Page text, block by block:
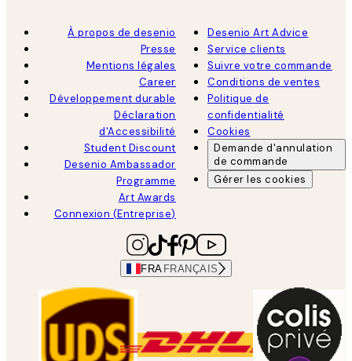
À propos de desenio
Presse
Mentions légales
Career
Développement durable
Déclaration
d'Accessibilité
Student Discount
Desenio Ambassador
Programme
Art Awards
Connexion (Entreprise)
Desenio Art Advice
Service clients
Suivre votre commande
Conditions de ventes
Politique de
confidentialité
Cookies
Demande d'annulation
de commande
Gérer les cookies
FRA FRANÇAIS